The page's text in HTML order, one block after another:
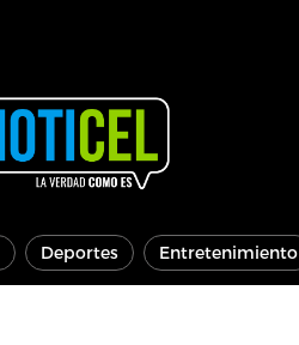
Deportes Entretenimiento